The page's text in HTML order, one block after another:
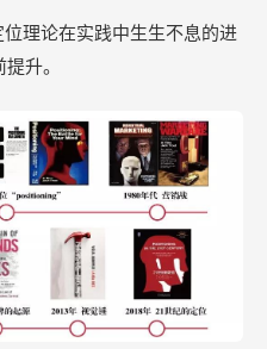
理论在实践中生生不息的进
升。